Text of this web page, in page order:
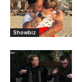
Showbiz